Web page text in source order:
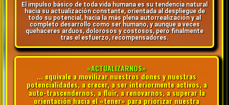
El impulso básico de toda vida humana es su tendencia natural
hacia su actualización constante, orientada al despliegue de
todo su potencial, hacia la más plena autorrealización y al
completo desarrollo como ser humano, y aunque a veces
quehaceres arduos, dolorosos y costosos, pero finalmente
tras el esfuerzo, recompensadores.
«ACTUALIZARNOS»
... equivale a movilizar nuestros dones y nuestras
potencialidades, a crecer, a ser interiormente activos, a
auto-trascendernos, a fluir, a renovarnos, a superar la
orientación hacia el «tener» para priorizar nuestra